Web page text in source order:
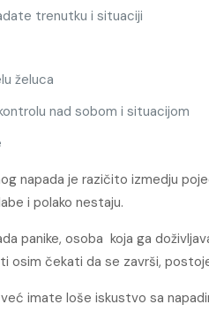
trenutku i situaciji
želuca
nad sobom i situacijom
napada je razičito izmedju
i polako nestaju.
panike, osoba koja ga
osim čekati da se završi,
imate loše iskustvo sa